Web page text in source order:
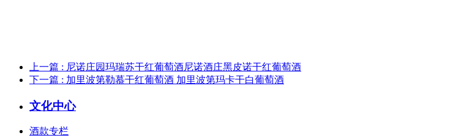
上一篇 : 尼诺庄园玛瑞苏干红葡萄酒尼诺酒庄黑皮诺干红葡萄酒
下一篇 : 加里波第勒慕干红葡萄酒 加里波第玛卡干白葡萄酒
文化中心
酒款专栏